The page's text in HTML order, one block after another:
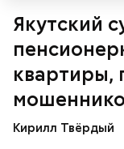
Якутский
квартиры,
Кирилл Твёрдый